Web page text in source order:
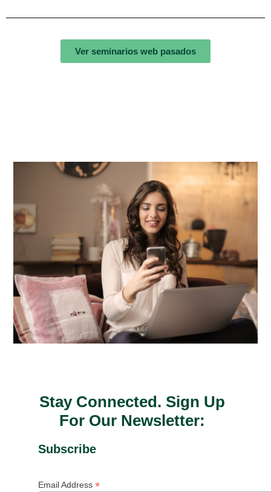
Ver seminarios web pasados
Stay Connected. Sign Up
For Our Newsletter:
Subscribe
Email Address *